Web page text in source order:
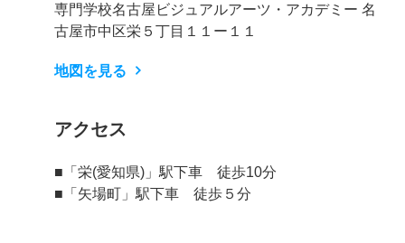
専門学校名古屋ビジュアルアーツ・アカデミー 名
古屋市中区栄５丁目１１ー１１
地図を見る
アクセス
■「栄(愛知県)」駅下車 徒歩10分
■「矢場町」駅下車 徒歩５分